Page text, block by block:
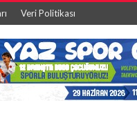
Veri Politikası